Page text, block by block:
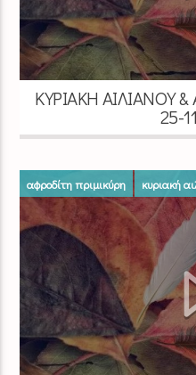
ΚΥΡΙΑΚΉ ΑΙΛΙΑΝΟΎ
25-
αφροδίτη πριμικύρη κυριακή